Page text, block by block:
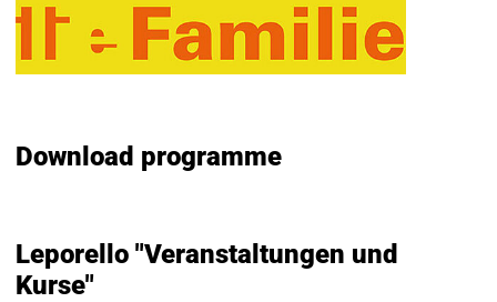
Download programme
Leporello "Veranstaltungen und
Kurse"